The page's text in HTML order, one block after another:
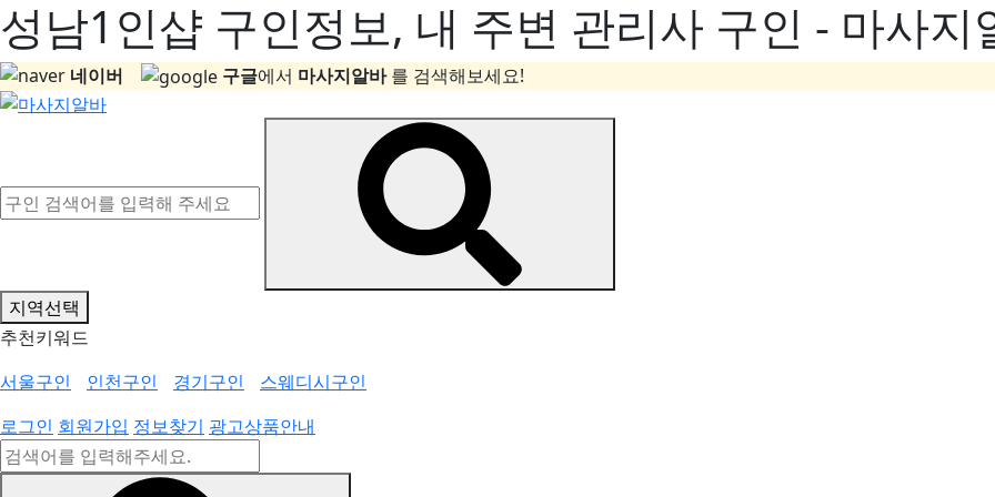
성남1인샵 구인정보, 내 주변 관리사 구인 - 마사지
네이버 구글에서 마사지알바를 검색해보세요!
지역선택
추천키워드
서울구인
인천구인 경기구인
스웨디시구인
로그인 회원가입 정보찾기 광고상품안내